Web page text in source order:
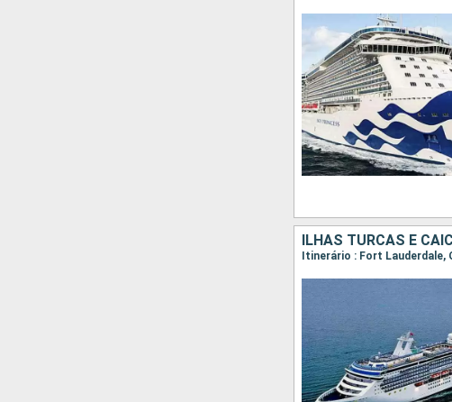
ILHAS TURCAS E
Itinerário : Fort Lauderdale,